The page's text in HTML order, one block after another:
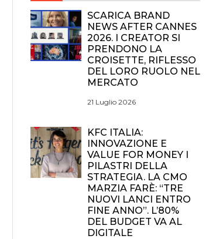
SCARICA BRAND
NEWS AFTER CANNES
2026. I CREATOR SI
PRENDONO LA
CROISETTE, RIFLESSO
DEL LORO RUOLO NEL
MERCATO
21 Luglio 2026
KFC ITALIA:
INNOVAZIONE E
VALUE FOR MONEY I
PILASTRI DELLA
STRATEGIA. LA CMO
MARZIA FARÈ: “TRE
NUOVI LANCI ENTRO
FINE ANNO”. L’80%
DEL BUDGET VA AL
DIGITALE